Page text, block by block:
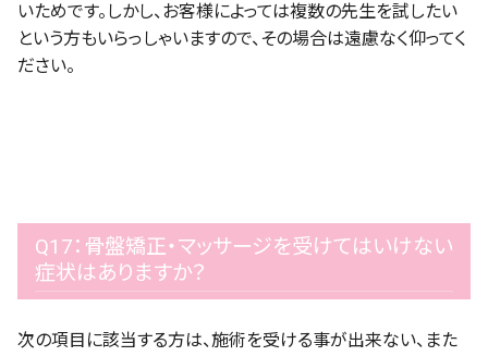
いためです。しかし、お客様によっては複数の先生を試したい
という方もいらっしゃいますので、その場合は遠慮なく仰ってく
ださい。
Q17：骨盤矯正・マッサージを受けてはいけない
症状はありますか？
次の項目に該当する方は、施術を受ける事が出来ない、また